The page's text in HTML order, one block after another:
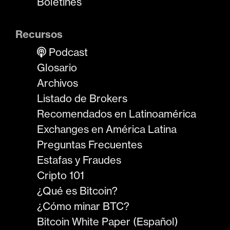
Recursos
Podcast
Glosario
Archivos
Listado de Brokers
Recomendados en Latinoamérica
Exchanges en América Latina
Preguntas Frecuentes
Estafas y Fraudes
Cripto 101
¿Qué es Bitcoin?
¿Cómo minar BTC?
Bitcoin White Paper (Español)